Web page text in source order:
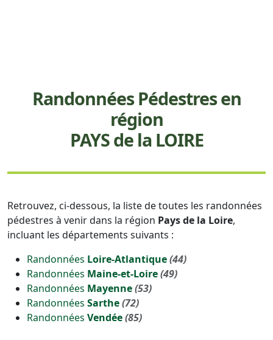
Randonnées Pédestres en
région
PAYS de la LOIRE
Retrouvez, ci-dessous, la liste de toutes les randonnées
pédestres à venir dans la région Pays de la Loire,
incluant les départements suivants :
Randonnées Loire-Atlantique(44)
Randonnées Maine-et-Loire(49)
Randonnées Mayenne(53)
Randonnées Sarthe(72)
Randonnées Vendée(85)